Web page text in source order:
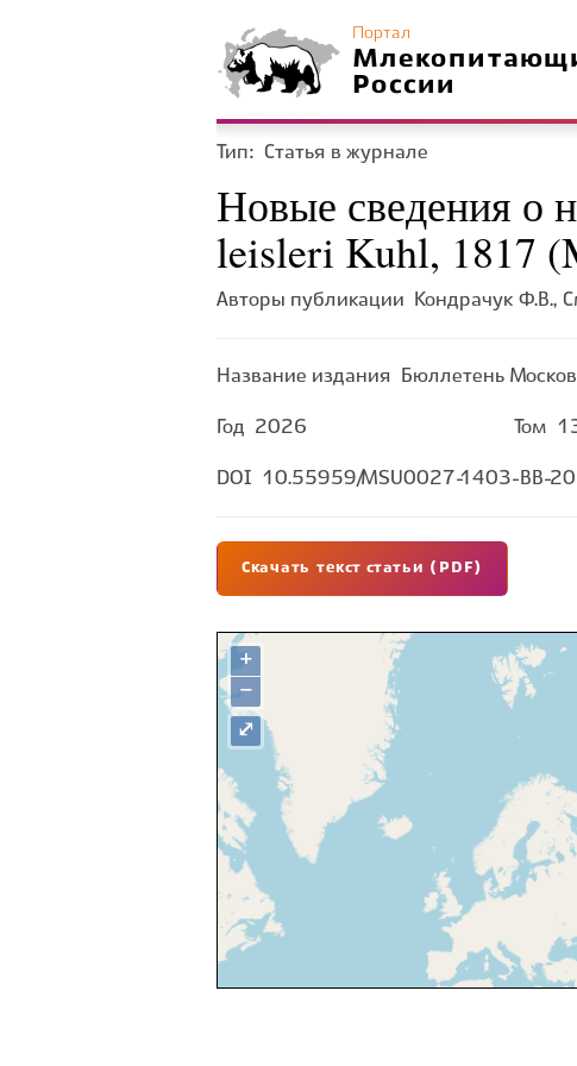
Портал
России
Тип: Статья в журнале
Новые сведения о
leisleri Kuhl, 1817
Авторы публикации Кондрачук Ф.В.,
Название издания Бюллетень
Год 2026 Том
DOI 10.55959/MSU0027-1403-BB-
Скачать текст статьи (PDF)
+
−
⤢